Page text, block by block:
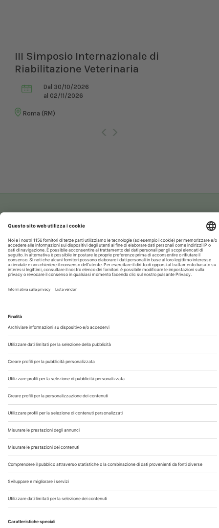
III Simposio Internazionale di
Riabilitazione Veterinaria
Dal 30/10/2026
al 02/11/2026
Roma (RM)
Chi Siamo
Contatti
Note Legali
Privacy